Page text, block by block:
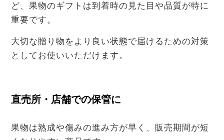
ど、果物のギフトは到着時の見た目や品質が特に
重要です。
大切な贈り物をより良い状態で届けるための対策
としてお使いいただけます。
直売所・店舗での保管に
果物は熟成や傷みの進み方が早く、販売期間が短